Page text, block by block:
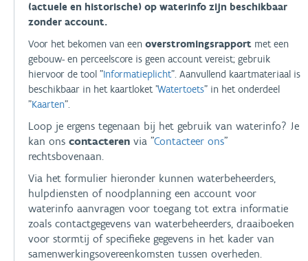
(actuele en historische) op waterinfo zijn beschikbaar
zonder account.
Voor het bekomen van een overstromingsrapport met een
gebouw- en perceelscore is geen account vereist; gebruik
hiervoor de tool "Informatieplicht". Aanvullend kaartmateriaal is
beschikbaar in het kaartloket "Watertoets" in het onderdeel
"Kaarten".
Loop je ergens tegenaan bij het gebruik van waterinfo? Je
kan ons contacteren via "Contacteer ons"
rechtsbovenaan.
Via het formulier hieronder kunnen waterbeheerders,
hulpdiensten of noodplanning een account voor
waterinfo aanvragen voor toegang tot extra informatie
zoals contactgegevens van waterbeheerders, draaiboeken
voor stormtij of specifieke gegevens in het kader van
samenwerkingsovereenkomsten tussen overheden.